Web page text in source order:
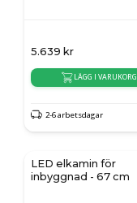
5.639 kr
LÄGG I VARUKORG
2-6 arbetsdagar
LED elkamin för
inbyggnad - 67 cm